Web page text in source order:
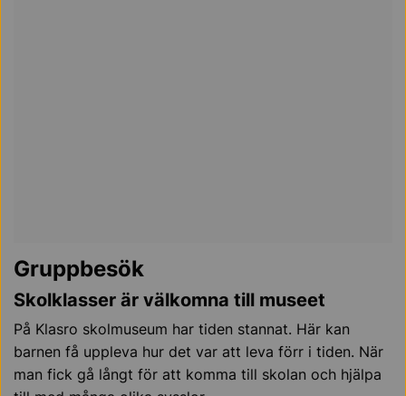
Gruppbesök
Skolklasser är välkomna till museet
På Klasro skolmuseum har tiden stannat. Här kan
barnen få uppleva hur det var att leva förr i tiden. När
man fick gå långt för att komma till skolan och hjälpa